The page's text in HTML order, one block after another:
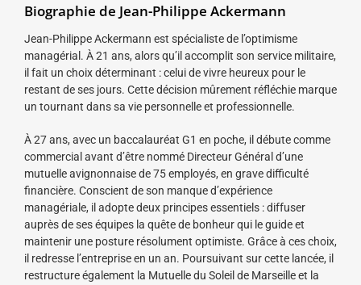
Biographie de Jean-Philippe Ackermann
Jean-Philippe Ackermann est spécialiste de l’optimisme
managérial. À 21 ans, alors qu’il accomplit son service militaire,
il fait un choix déterminant : celui de vivre heureux pour le
restant de ses jours. Cette décision mûrement réfléchie marque
un tournant dans sa vie personnelle et professionnelle.
À 27 ans, avec un baccalauréat G1 en poche, il débute comme
commercial avant d’être nommé Directeur Général d’une
mutuelle avignonnaise de 75 employés, en grave difficulté
financière. Conscient de son manque d’expérience
managériale, il adopte deux principes essentiels : diffuser
auprès de ses équipes la quête de bonheur qui le guide et
maintenir une posture résolument optimiste. Grâce à ces choix,
il redresse l’entreprise en un an. Poursuivant sur cette lancée, il
restructure également la Mutuelle du Soleil de Marseille et la